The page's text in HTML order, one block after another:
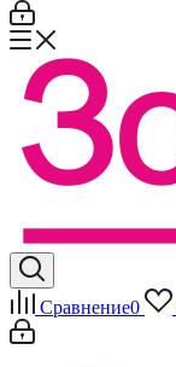
Сравнение0